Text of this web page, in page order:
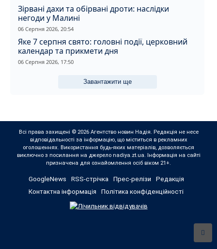
Зірвані дахи та обірвані дроти: наслідки
негоди у Малині
06 Серпня 2026, 20:54
Яке 7 серпня свято: головні події, церковний
календар та прикмети дня
06 Серпня 2026, 17:50
Завантажити ще
Всі права захищені © 2026 Агентство новин Надія. Редакція не несе
відповідальності за інформацію, що міститься в рекламних
оголошеннях. Використання будь-яких матеріалів, дозволяється
виключно з посилання на джерело nadiya.zt.ua. Інформація на сайті
призначена для ознайомлення осіб віком 21+.
GoogleNews RSS-стрічка Прес-релізи
Редакція
Контактна інформація
Політика конфіденційності